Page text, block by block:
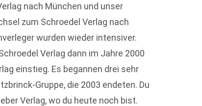
nach München und unser
zum Schroedel Verlag nach
wurden wieder intensiver.
Verlag dann im Jahre 2000
einstieg. Es begannen drei sehr
Gruppe, die 2003 endeten. Du
Verlag, wo du heute noch bist.